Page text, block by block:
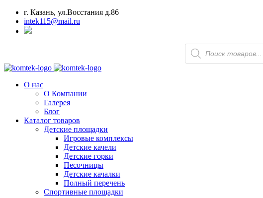
г. Казань, ул.Восстания д.86
intek115@mail.ru
Поиск
товаров
О нас
О Компании
Галерея
Блог
Каталог товаров
Детские площадки
Игровые комплексы
Детские качели
Детские горки
Песочницы
Детские качалки
Полный перечень
Спортивные площадки